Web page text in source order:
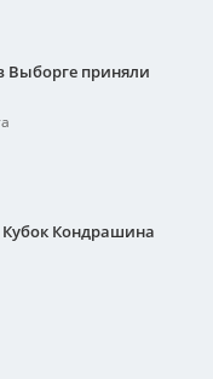
Выборге приняли
Кубок Кондрашина